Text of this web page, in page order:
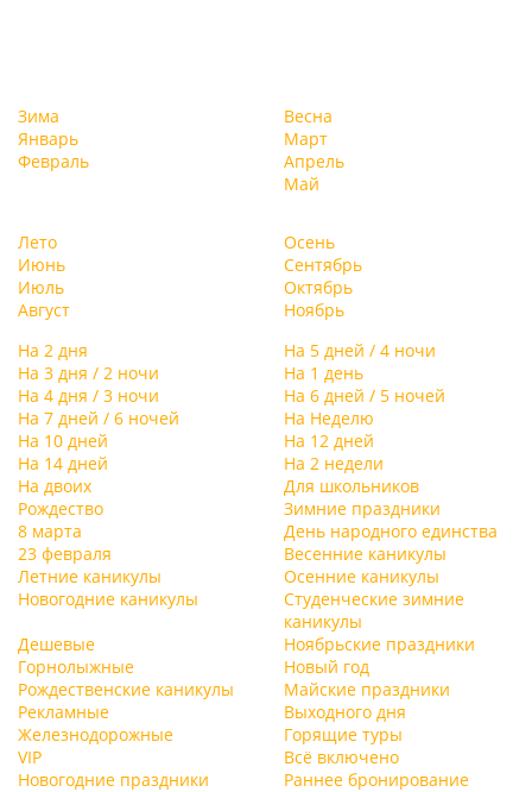
Зима
Январь
Февраль
Весна
Март
Апрель
Май
Лето
Июнь
Июль
Август
Осень
Сентябрь
Октябрь
Ноябрь
На 2 дня
На 5 дней / 4 ночи
На 3 дня / 2 ночи
На 1 день
На 4 дня / 3 ночи
На 6 дней / 5 ночей
На 7 дней / 6 ночей
На Неделю
На 10 дней
На 12 дней
На 14 дней
На 2 недели
На двоих
Для школьников
Рождество
Зимние праздники
8 марта
День народного единства
23 февраля
Весенние каникулы
Летние каникулы
Осенние каникулы
Новогодние каникулы
Студенческие зимние
каникулы
Дешевые
Ноябрьские праздники
Горнолыжные
Новый год
Рождественские каникулы
Майские праздники
Рекламные
Выходного дня
Железнодорожные
Горящие туры
VIP
Всё включено
Новогодние праздники
Раннее бронирование